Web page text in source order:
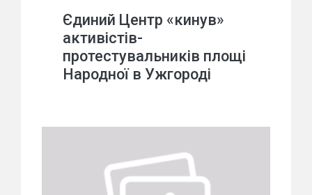
Єдиний Центр «кинув»
активістів-
протестувальників площі
Народної в Ужгороді